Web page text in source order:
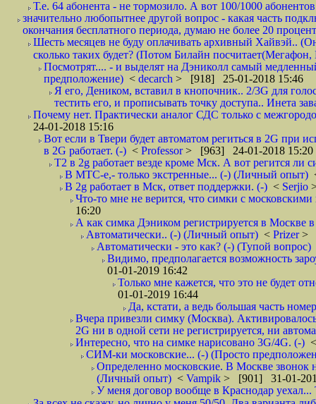
Т.е. 64 абонента - не тормозило. А вот 100/1000
значительно любопытнее другой вопрос - какая часть
окончания бесплатного периода, думаю не более 20
Шесть месяцев не буду оплачивать архивный Хайвэй..
сколько таких будет? (Потом Билайн
Посмотрят.... - и выделят на Дэниколл самый
предположение) < decarch > [918] 25-01-2018 15:46
Я его, Деником, вставил в кнопочник.. 2/3G для
тестить его, и прописывать точку доступа.. Инета
Почему нет. Практически аналог СДС только с
24-01-2018 15:16
Вот если в Твери будет автоматом региться в 2G при
в 2G работает. (-) < Professor> [963] 24-01-2018 15:20
T2 в 2g работает везде кроме Мск. А вот регится
В МТС-е,- только экстренные... (-) (Личный опыт)
В 2g работает в Мск, ответ поддержки. (-) < Serjio
Что-то мне не верится, что симки с
16:20
А как симка Дэником регистрируется в Москве
Автоматически.. (-) (Личный опыт) < Prizer>
Автоматически - это как? (-) (Тупой вопрос)
Видимо, предполагается возможность
01-01-2019 16:42
Только мне кажется, что это не будет
01-01-2019 16:44
Да, кстати, а ведь большая часть
Вчера привезли симку (Москва).
2G ни в одной сети не регистрируется, ни
Интересно, что на симке нарисовано 3G/4G. (-)
СИМ-ки московские... (-) (Просто
Определенно московские. В Москве звонок
(Личный опыт) < Vampik > [901] 31-01-
У меня договор вообще в Краснодар